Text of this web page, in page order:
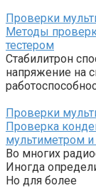
Проверки
Методы
тестером
Стабилитрон
напряжение на
Проверки
Проверка
мультиметром и
Во многих
Иногда
Но для более